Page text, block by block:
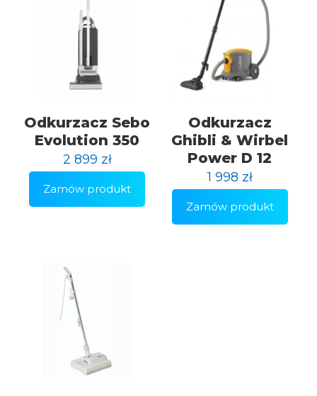
Odkurzacz Sebo
Evolution 350
2 899 zł
Zamów produkt
Odkurzacz
Ghibli & Wirbel
Power D 12
1 998 zł
Zamów produkt